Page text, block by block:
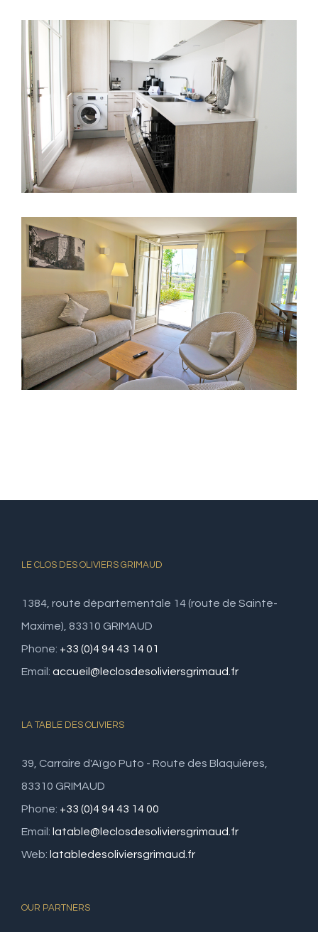
LE CLOS DES OLIVIERS GRIMAUD
1384, route départementale 14 (route de Sainte-
Maxime), 83310 GRIMAUD
Phone: +33 (0)4 94 43 14 01
Email: accueil@leclosdesoliviersgrimaud.fr
LA TABLE DES OLIVIERS
39, Carraire d'Aïgo Puto - Route des Blaquières,
83310 GRIMAUD
Phone: +33 (0)4 94 43 14 00
Email: latable@leclosdesoliviersgrimaud.fr
Web: latabledesoliviersgrimaud.fr
OUR PARTNERS